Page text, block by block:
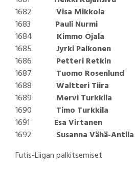
1682 Visa Mikkola
1683 Pauli Nurmi
1684 Kimmo Ojala
1685 Jyrki Palkonen
1686 Petteri Retkin
1687 Tuomo Rosenlund
1688 Waltteri Tiira
1689 Mervi Turkkila
1690 Timo Turkkila
1691 Esa Virtanen
1692 Susanna Vähä-Antila
Futis-Liigan palkitsemiset